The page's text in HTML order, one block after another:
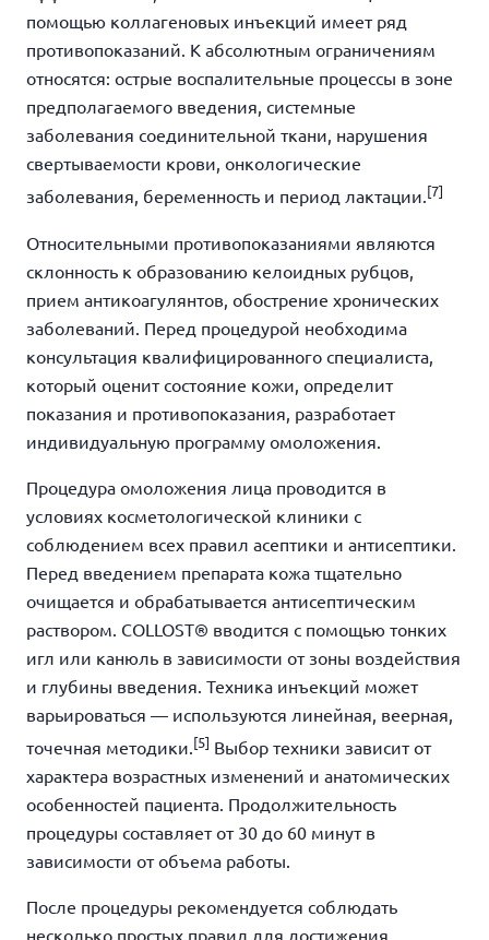
помощью коллагеновых инъекций имеет ряд
противопоказаний. К абсолютным ограничениям
относятся: острые воспалительные процессы в зоне
предполагаемого введения, системные
заболевания соединительной ткани, нарушения
свертываемости крови, онкологические
заболевания, беременность и период лактации. [7]
Относительными противопоказаниями являются
склонность к образованию келоидных рубцов,
прием антикоагулянтов, обострение хронических
заболеваний. Перед процедурой необходима
консультация квалифицированного специалиста,
который оценит состояние кожи, определит
показания и противопоказания, разработает
индивидуальную программу омоложения.
Процедура омоложения лица проводится в
условиях косметологической клиники с
соблюдением всех правил асептики и антисептики.
Перед введением препарата кожа тщательно
очищается и обрабатывается антисептическим
раствором. COLLOST® вводится с помощью тонких
игл или канюль в зависимости от зоны воздействия
и глубины введения. Техника инъекций может
варьироваться — используются линейная, веерная,
точечная методики.[5] Выбор техники зависит от
характера возрастных изменений и анатомических
особенностей пациента. Продолжительность
процедуры составляет от 30 до 60 минут в
зависимости от объема работы.
После процедуры рекомендуется соблюдать
несколько простых правил для достижения